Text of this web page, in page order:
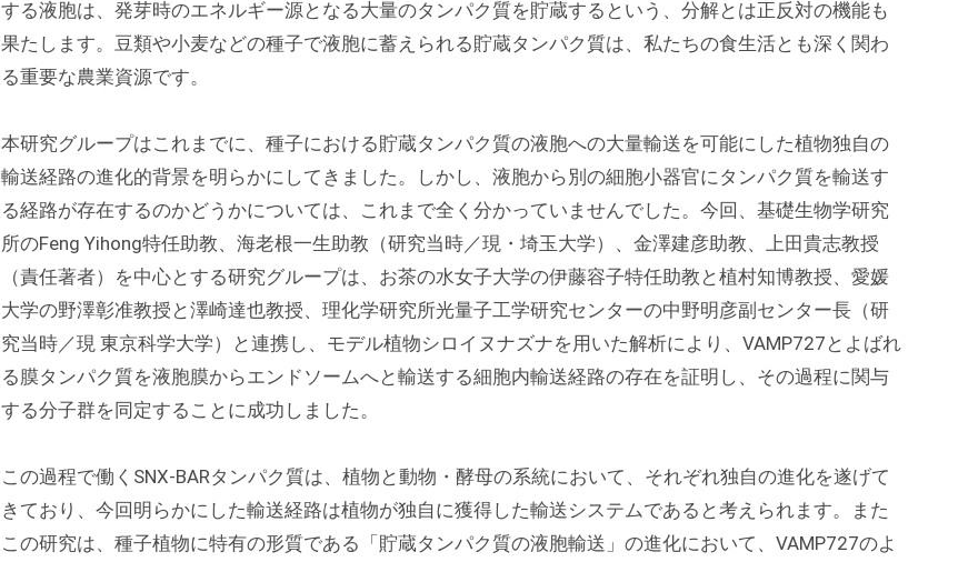
する液胞は、発芽時のエネルギー源となる大量のタンパク質を貯蔵するという、分解とは正反対の機能も
果たします。豆類や小麦などの種子で液胞に蓄えられる貯蔵タンパク質は、私たちの食生活とも深く関わ
る重要な農業資源です。
本研究グループはこれまでに、種子における貯蔵タンパク質の液胞への大量輸送を可能にした植物独自の
輸送経路の進化的背景を明らかにしてきました。しかし、液胞から別の細胞小器官にタンパク質を輸送す
る経路が存在するのかどうかについては、これまで全く分かっていませんでした。今回、基礎生物学研究
所のFeng Yihong特任助教、海老根一生助教（研究当時／現・埼玉大学）、金澤建彦助教、上田貴志教授
（責任著者）を中心とする研究グループは、お茶の水女子大学の伊藤容子特任助教と植村知博教授、愛媛
大学の野澤彰准教授と澤崎達也教授、理化学研究所光量子工学研究センターの中野明彦副センター長（研
究当時／現 東京科学大学）と連携し、モデル植物シロイヌナズナを用いた解析により、VAMP727とよばれ
る膜タンパク質を液胞膜からエンドソームへと輸送する細胞内輸送経路の存在を証明し、その過程に関与
する分子群を同定することに成功しました。
この過程で働くSNX-BARタンパク質は、植物と動物・酵母の系統において、それぞれ独自の進化を遂げて
きており、今回明らかにした輸送経路は植物が独自に獲得した輸送システムであると考えられます。また
この研究は、種子植物に特有の形質である「貯蔵タンパク質の液胞輸送」の進化において、VAMP727のよ